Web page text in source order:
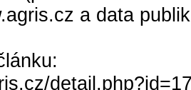
a data